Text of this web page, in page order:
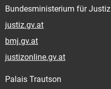
Bundesministerium für Justiz
justiz.gv.at
bmj.gv.at
justizonline.gv.at
Palais Trautson